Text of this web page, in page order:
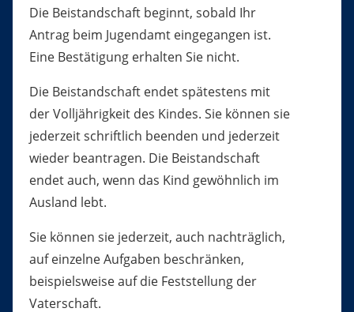
Die Beistandschaft beginnt, sobald Ihr
Antrag beim Jugendamt eingegangen ist.
Eine Bestätigung erhalten Sie nicht.
Die Beistandschaft endet spätestens mit
der Volljährigkeit des Kindes. Sie können sie
jederzeit schriftlich beenden und jederzeit
wieder beantragen. Die Beistandschaft
endet auch, wenn das Kind gewöhnlich im
Ausland lebt.
Sie können sie jederzeit, auch nachträglich,
auf einzelne Aufgaben beschränken,
beispielsweise auf die Feststellung der
Vaterschaft.